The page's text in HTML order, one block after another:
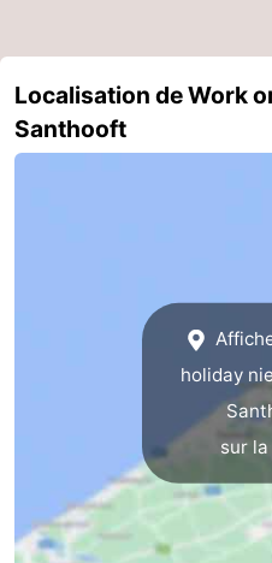
Gand
-
Ypres
La
Coq
Bredene
-
Localisation de Work
Santhooft
holiday
sur